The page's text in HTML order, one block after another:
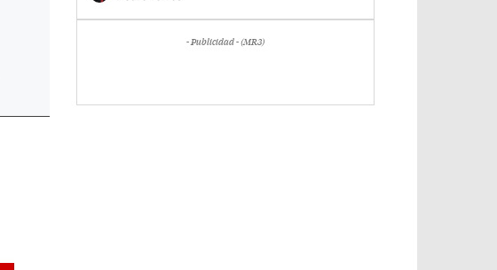
- Publicidad - (MR3)